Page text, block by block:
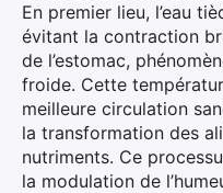
En premier lieu, l’eau
évitant la contraction
de l’estomac,
froide. Cette
meilleure circulation
la transformation des
nutriments. Ce
la modulation de